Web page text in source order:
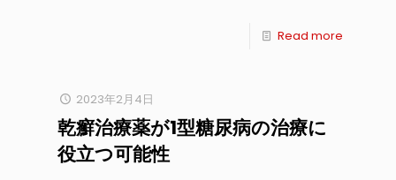
Read more
2023年2月4日
乾癬治療薬が1型糖尿病の治療に
役立つ可能性